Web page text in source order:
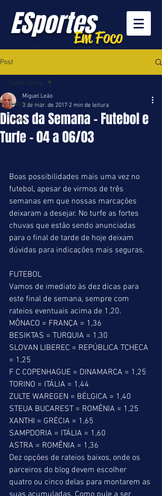
ESportesEm Foco
Post
Todos posts
Turfe
Todos posts
Dicas da Semana - Futebol e
Turfe - 04 a 06/03
Miguel Leão
3 de mar. de 2017 2 min de leitura
Boas possibilidades mais uma vez no
futebol, apesar de virmos de três
semanas em que nossas marcações
deixaram a desejar. No turfe as fortes
chuvas que estão sendo anunciadas
para o final de tarde de hoje deixam
dúvidas para indicações mais seguras.
FUTEBOL
Vamos de imediato às dez dicas para
este final de semana, sempre com
rateios eventuais acima de 1,20.
MÔNACO = FRANÇA = 1,36
BESIKTAS = TURQUIA = 1,30
SLOVAN LIBEREC = REPÚBLICA TCHECA
= 1,25
F C COPENHAGUE = DINAMARCA = 1,25
TORINO = ITÁLIA = 1,44
ZULTE WAREGEN = BÉLGICA = 1,40
STEUA BUCAREST = ROMÊNIA = 1,25
XANTHI = GRÉCIA = 1,65
SAMPDORIA = ITÁLIA = 1,60
ASTRA = ROMÊNIA = 1,36
Dez opções de rateios baixos, onde os
parceiros do blog devem escolher
quatro ou cinco delas para montarem as